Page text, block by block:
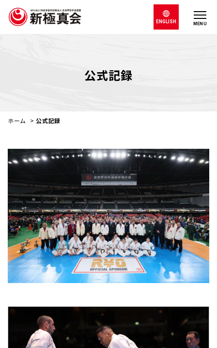
MENU
ENGLISH
公式記録
ホーム >公式記録